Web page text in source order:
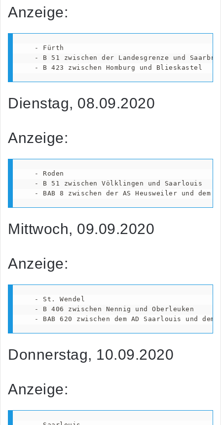
Anzeige:
   - Fürth
- B 51 zwischen der Landesgrenze und
   - B 423 zwischen Homburg und Blieskastel
Dienstag, 08.09.2020
Anzeige:
   - Roden
   - B 51 zwischen Völklingen und Saarlouis
- BAB 8 zwischen der AS Heusweiler und dem
Mittwoch, 09.09.2020
Anzeige:
   - St. Wendel
   - B 406 zwischen Nennig und Oberleuken
- BAB 620 zwischen dem AD Saarlouis und dem
Donnerstag, 10.09.2020
Anzeige: